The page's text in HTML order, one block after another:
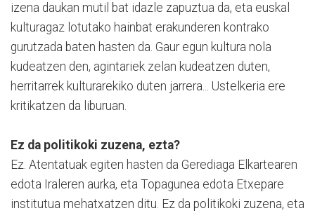
izena daukan mutil bat idazle zapuztua da, eta euskal
kulturagaz lotutako hainbat erakunderen kontrako
gurutzada baten hasten da. Gaur egun kultura nola
kudeatzen den, agintariek zelan kudeatzen duten,
herritarrek kulturarekiko duten jarrera... Ustelkeria ere
kritikatzen da liburuan.
Ez da politikoki zuzena, ezta?
Ez. Atentatuak egiten hasten da Gerediaga Elkartearen
edota Iraleren aurka, eta Topagunea edota Etxepare
institutua mehatxatzen ditu. Ez da politikoki zuzena, eta